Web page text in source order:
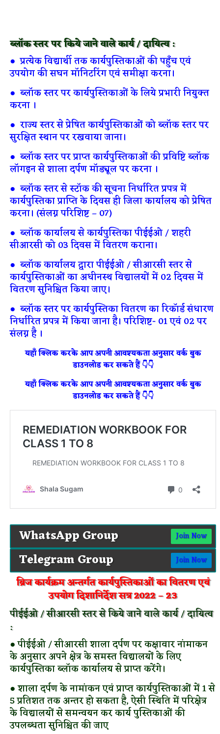
ब्लॉक स्तर पर किये जाने वाले कार्य / दायित्व :
● प्रत्येक विद्यार्थी तक कार्यपुस्तिकाओं की पहुँच एवं
उपयोग की सघन मॉनिटरिंग एवं समीक्षा करना।
● ब्लॉक स्तर पर कार्यपुस्तिकाओं के लिये प्रभारी नियुक्त
करना ।
● राज्य स्तर से प्रेषित कार्यपुस्तिकाओं को ब्लॉक स्तर पर
सुरक्षित स्थान पर रखवाया जाना।
● ब्लॉक स्तर पर प्राप्त कार्यपुस्तिकाओं की प्रविष्टि ब्लॉक
लॉगइन से शाला दर्पण मॉड्यूल पर करना ।
● ब्लॉक स्तर से स्टॉक की सूचना निर्धारित प्रपत्र में
कार्यपुस्तिका प्राप्ति के दिवस ही जिला कार्यालय को प्रेषित
करना। (संलग्न परिशिष्ट – 07)
● ब्लॉक कार्यालय से कार्यपुस्तिका पीईईओ / शहरी
सीआरसी को 03 दिवस में वितरण कराना।
● ब्लॉक कार्यालय द्वारा पीईईओ / सीआरसी स्तर से
कार्यपुस्तिकाओं का अधीनस्थ विद्यालयों में 02 दिवस में
वितरण सुनिश्चित किया जाए।
● ब्लॉक स्तर पर कार्यपुस्तिका वितरण का रिकॉर्ड संधारण
निर्धारित प्रपत्र में किया जाना है। परिशिष्ट- 01 एवं 02 पर
संलग्न है ।
यहाँ क्लिक करके आप अपनी आवश्यकता अनुसार वर्क बुक
डाउनलोड कर सकते हैं 👇👇
यहाँ क्लिक करके आप अपनी आवश्यकता अनुसार वर्क बुक
डाउनलोड कर सकते हैं 👇👇
WhatsApp Group Join Now
Telegram Group Join Now
ब्रिज कार्यक्रम अन्तर्गत कार्यपुस्तिकाओं का वितरण एवं
उपयोग दिशानिर्देश सत्र 2022 – 23
पीईईओ / सीआरसी स्तर से किये जाने वाले कार्य / दायित्व
:
● पीईईओ / सीआरसी शाला दर्पण पर कक्षावार नांमाकन
के अनुसार अपने क्षेत्र के समस्त विद्यालयों के लिए
कार्यपुस्तिका ब्लॉक कार्यालय से प्राप्त करेंगे।
● शाला दर्पण के नामांकन एवं प्राप्त कार्यपुस्तिकाओं में 1 से
5 प्रतिशत तक अन्तर हो सकता है, ऐसी स्थिति में परिक्षेत्र
के विद्यालयों से समन्वयन कर कार्य पुस्तिकाओं की
उपलब्धता सुनिश्चित की जाए